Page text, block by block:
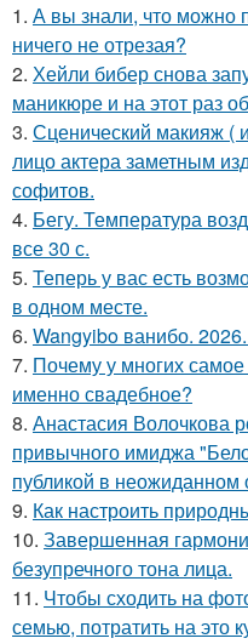
1. А вы знали, что можно
ничего не отрезая?
2. Хейли бибер снова
маникюре и на этот раз
3. Сценический макияж (
лицо актера заметным
софитов.
4. Бегу. Температура
все 30 с.
5. Теперь у вас есть
в одном месте.
6. Wangyibo ванибо.
7. Почему у многих
именно свадебное?
8. Анастасия Волочкова
привычного имиджа
публикой в неожиданном
9. Как настроить
10. Завершенная
безупречного тона лица.
11. Чтобы сходить на
семью, потратить на это